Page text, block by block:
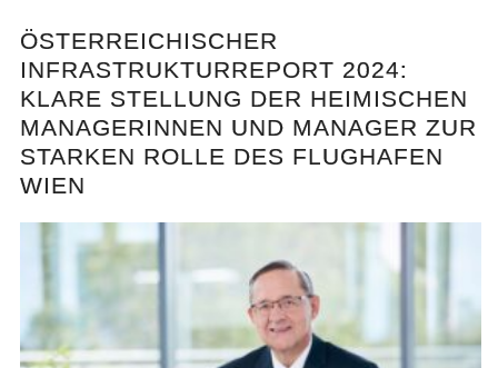
ÖSTERREICHISCHER
INFRASTRUKTURREPORT 2024:
KLARE STELLUNG DER HEIMISCHEN
MANAGERINNEN UND MANAGER ZUR
STARKEN ROLLE DES FLUGHAFEN
WIEN